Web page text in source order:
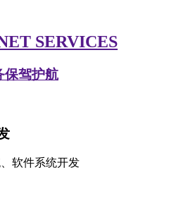
SERVICES
保驾护航
软件系统开发